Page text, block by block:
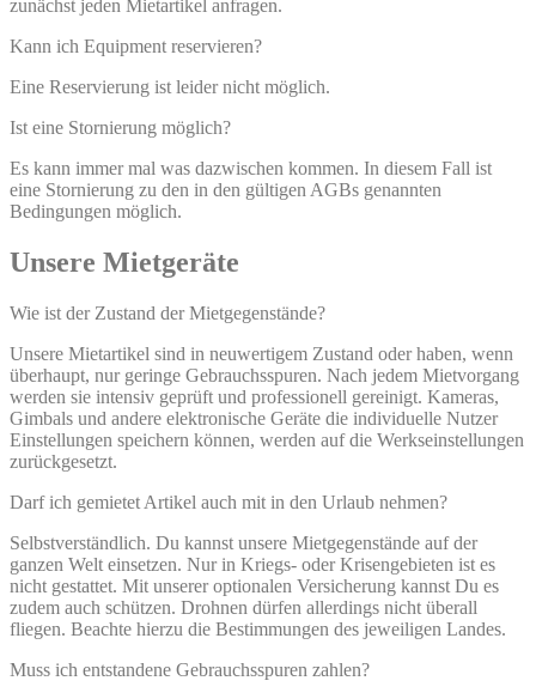
zunächst jeden Mietartikel anfragen.
Kann ich Equipment reservieren?
Eine Reservierung ist leider nicht möglich.
Ist eine Stornierung möglich?
Es kann immer mal was dazwischen kommen. In diesem Fall ist
eine Stornierung zu den in den gültigen AGBs genannten
Bedingungen möglich.
Unsere Mietgeräte
Wie ist der Zustand der Mietgegenstände?
Unsere Mietartikel sind in neuwertigem Zustand oder haben, wenn
überhaupt, nur geringe Gebrauchsspuren. Nach jedem Mietvorgang
werden sie intensiv geprüft und professionell gereinigt. Kameras,
Gimbals und andere elektronische Geräte die individuelle Nutzer
Einstellungen speichern können, werden auf die Werkseinstellungen
zurückgesetzt.
Darf ich gemietet Artikel auch mit in den Urlaub nehmen?
Selbstverständlich. Du kannst unsere Mietgegenstände auf der
ganzen Welt einsetzen. Nur in Kriegs- oder Krisengebieten ist es
nicht gestattet. Mit unserer optionalen Versicherung kannst Du es
zudem auch schützen. Drohnen dürfen allerdings nicht überall
fliegen. Beachte hierzu die Bestimmungen des jeweiligen Landes.
Muss ich entstandene Gebrauchsspuren zahlen?